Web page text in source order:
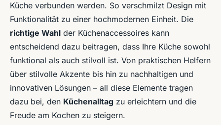
Küche verbunden werden. So verschmilzt Design mit
Funktionalität zu einer hochmodernen Einheit. Die
richtige Wahl der Küchenaccessoires kann
entscheidend dazu beitragen, dass Ihre Küche sowohl
funktional als auch stilvoll ist. Von praktischen Helfern
über stilvolle Akzente bis hin zu nachhaltigen und
innovativen Lösungen – all diese Elemente tragen
dazu bei, den Küchenalltag zu erleichtern und die
Freude am Kochen zu steigern.